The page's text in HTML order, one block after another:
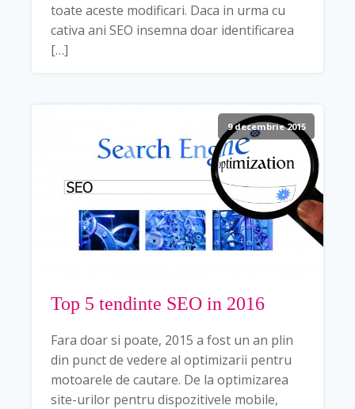
toate aceste modificari. Daca in urma cu
cativa ani SEO insemna doar identificarea
[…]
9 decembrie 2015
Top 5 tendinte SEO in 2016
Fara doar si poate, 2015 a fost un an plin
din punct de vedere al optimizarii pentru
motoarele de cautare. De la optimizarea
site-urilor pentru dispozitivele mobile,